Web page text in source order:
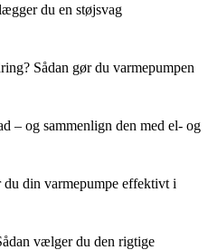
du en støjsvag
Sådan gør du varmepumpen
– og sammenlign den med el- og
din varmepumpe effektivt i
vælger du den rigtige